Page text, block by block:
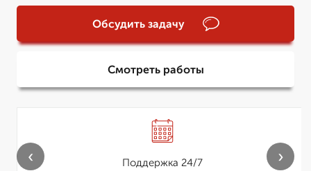
Обсудить задачу
Смотреть работы
Поддержка 24/7
‹ ›